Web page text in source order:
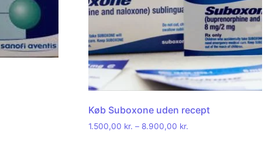
Køb Suboxone uden recept
1.500,00 kr. – 8.900,00 kr.